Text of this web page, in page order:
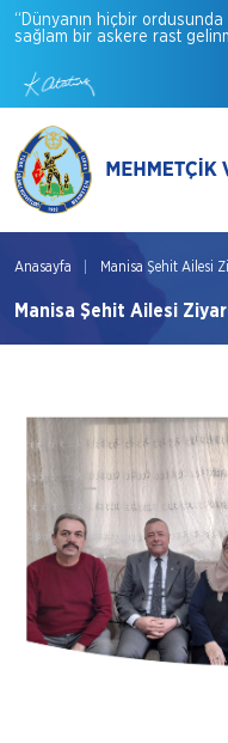
“Dünyanın hiçbir ordusunda
sağlam bir askere rast
Anasayfa Manisa Şehit Ailesi
Manisa Şehit Ailesi